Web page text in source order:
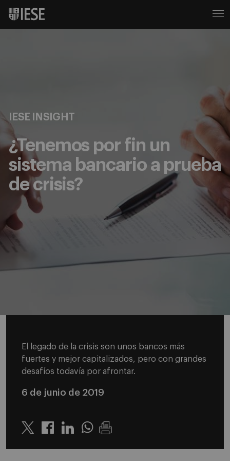
IESE INSIGHT
¿Tenemos por fin un
sistema bancario a prueba
de crisis?
El legado de la crisis son unos bancos más
fuertes y mejor capitalizados, pero con grandes
desafíos todavía por afrontar.
6 de junio de 2019
Twitter LinkedinWhatsapp